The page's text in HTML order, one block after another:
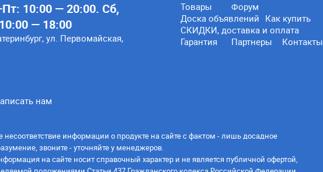
10:00 — 20:00. Сб,
— 18:00
ул. Первомайская,
Товары
Форум
Доска объявлений Как купить
СКИДКИ, доставка и оплата
Гарантия
Партнеры Контакты
нам
несоответствие информации о продукте на сайте с фактом - лишь досадное
звоните - уточняйте у менеджеров.
на сайте носит справочный характер и не является публичной офертой,